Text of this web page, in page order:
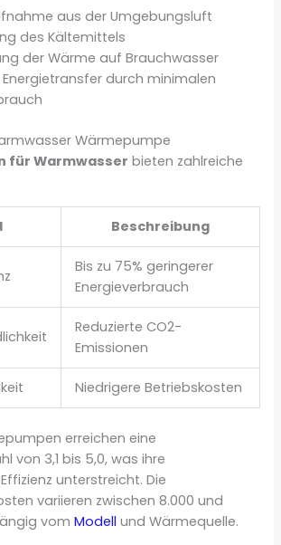
aus der Umgebungsluft
des Kältemittels
der Wärme auf Brauchwasser
Energietransfer durch minimalen
Wärmepumpe
für Warmwasser bieten zahlreiche
Beschreibung
Bis zu 75% geringerer
Energieverbrauch
Reduzierte CO2-
Emissionen
Niedrigere Betriebskosten
erreichen eine
von 3,1 bis 5,0, was ihre
unterstreicht. Die
variieren zwischen 8.000 und
vomModell und Wärmequelle.